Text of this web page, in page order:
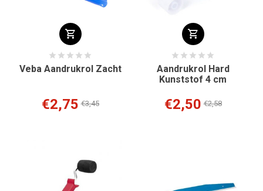
Veba Aandrukrol Zacht
€2,75 €3,45
Aandrukrol Hard
Kunststof 4 cm
€2,50 €2,58